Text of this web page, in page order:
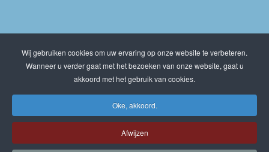
Wij gebruiken cookies om uw ervaring op onze website te verbeteren.
Wanneer u verder gaat met het bezoeken van onze website, gaat u
akkoord met het gebruik van cookies.
Oke, akkoord.
Afwijzen